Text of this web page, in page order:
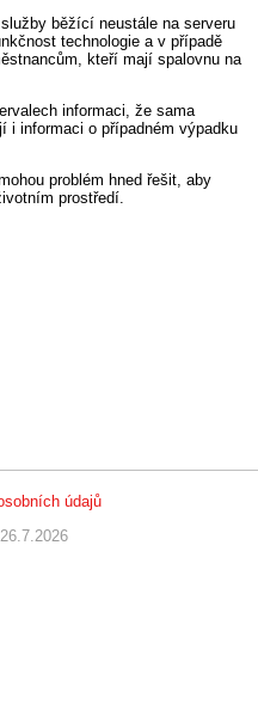
běžící neustále na serveru
technologie a v případě
kteří mají spalovnu na
informaci, že sama
i informaci o případném výpadku
problém hned řešit, aby
prostředí.
údajů